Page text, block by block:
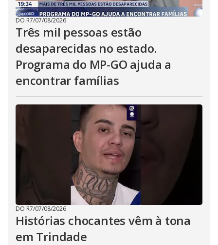
DO R7/07/08/2026
Três mil pessoas estão
desaparecidas no estado.
Programa do MP-GO ajuda a
encontrar famílias
DO R7/07/08/2026
Histórias chocantes vêm à tona
em Trindade